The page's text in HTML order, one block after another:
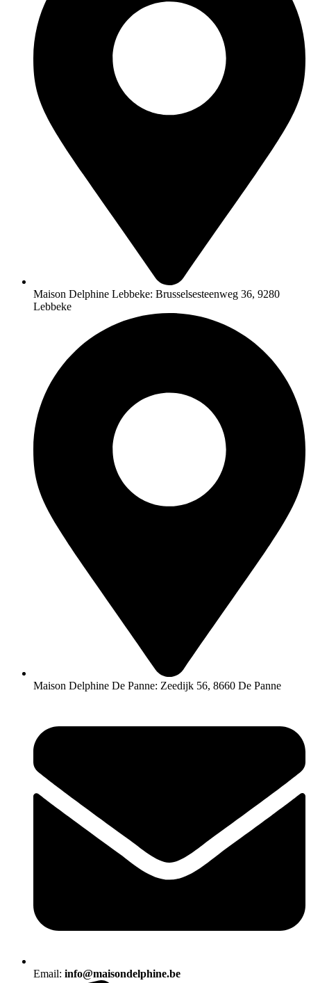
Maison Delphine Lebbeke: Brusselsesteenweg 36, 9280
Lebbeke
Maison Delphine De Panne: Zeedijk 56, 8660 De Panne
Email: info@maisondelphine.be